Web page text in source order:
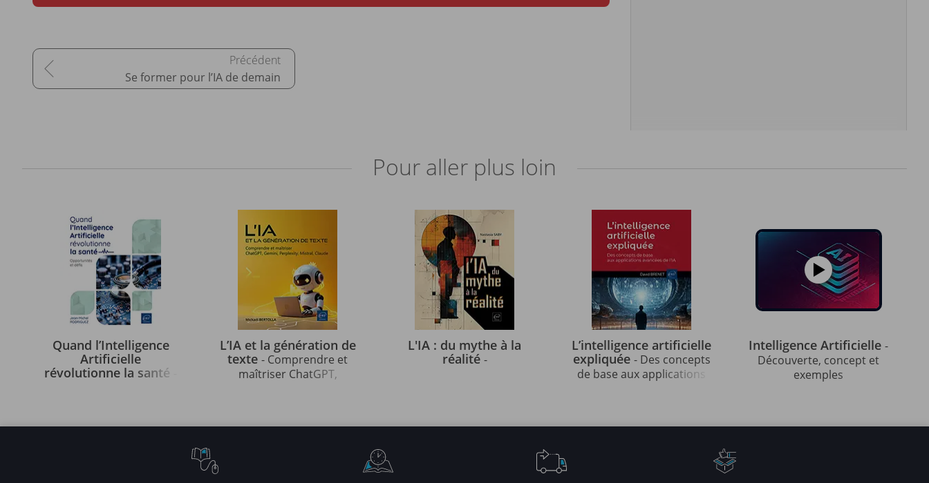
Se former pour l’IA de demain
Pour aller plus loin
Quand l’Intelligence
Artificielle
révolutionne la santé
L’IA et la génération de
texte - Comprendre et
maîtriser ChatGPT,
L'IA : du mythe à la
réalité -
L’intelligence artificielle
expliquée - Des concepts
de base aux applications
Intelligence Artificielle -
Découverte, concept et
exemples